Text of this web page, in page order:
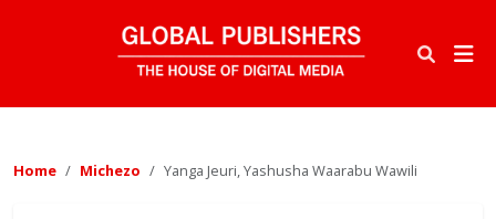
Home Michezo Yanga Jeuri, Yashusha Waarabu Wawili